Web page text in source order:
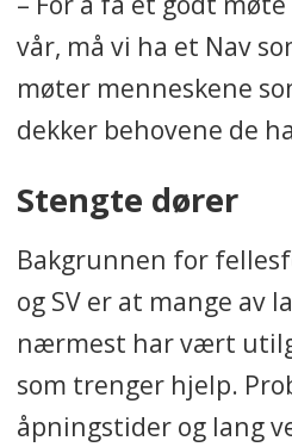
vår, må vi ha et Nav
møter menneskene
dekker behovene de
Stengte dører
Bakgrunnen for
og SV er at mange av
nærmest har vært
som trenger hjelp.
åpningstider og lang